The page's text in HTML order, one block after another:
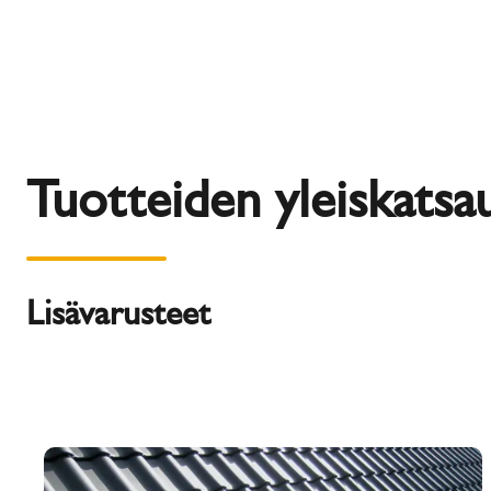
Tuotteiden
Lisävarusteet